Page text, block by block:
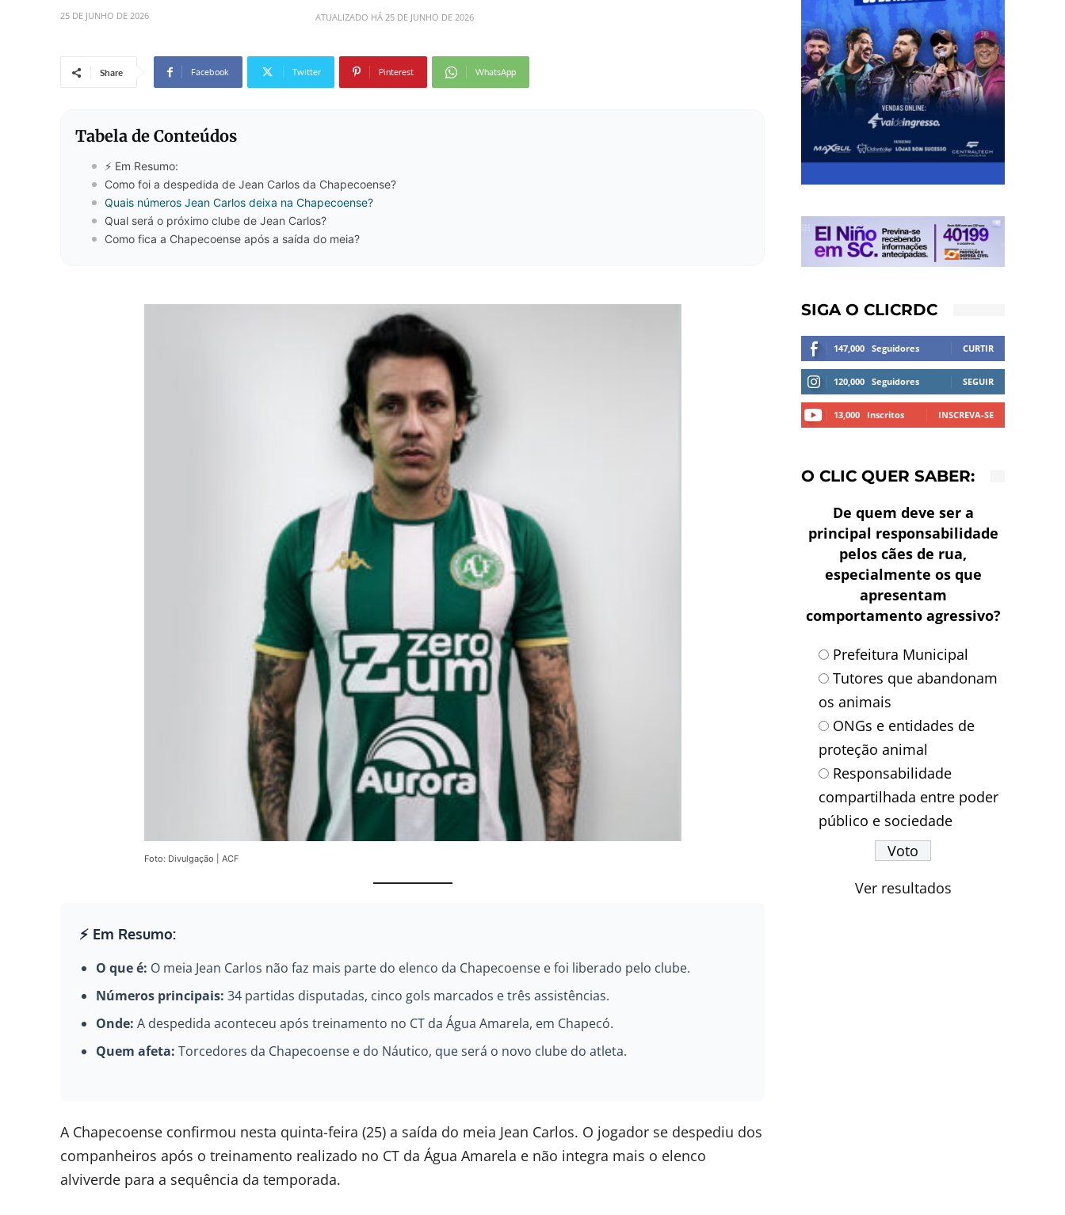
25 DE JUNHO DE 2026 ATUALIZADO HÁ 25 DE JUNHO DE 2026
Share Facebook Twitter Pinterest WhatsApp
Tabela de Conteúdos
⚡ Em Resumo:
Como foi a despedida de Jean Carlos da Chapecoense?
Quais números Jean Carlos deixa na Chapecoense?
Qual será o próximo clube de Jean Carlos?
Como fica a Chapecoense após a saída do meia?
Foto: Divulgação | ACF
⚡ Em Resumo:
O que é: O meia Jean Carlos não faz mais parte do elenco da Chapecoense e foi liberado pelo clube.
Números principais: 34 partidas disputadas, cinco gols marcados e três assistências.
Onde: A despedida aconteceu após treinamento no CT da Água Amarela, em Chapecó.
Quem afeta: Torcedores da Chapecoense e do Náutico, que será o novo clube do atleta.
A Chapecoense confirmou nesta quinta-feira (25) a saída do meia Jean Carlos. O jogador se despediu dos
companheiros após o treinamento realizado no CT da Água Amarela e não integra mais o elenco
alviverde para a sequência da temporada.
SIGA O CLICRDC
147,000 Seguidores CURTIR
120,000 Seguidores SEGUIR
13,000 Inscritos INSCREVA-SE
O CLIC QUER SABER:
De quem deve ser a
principal responsabilidade
pelos cães de rua,
especialmente os que
apresentam
comportamento agressivo?
Prefeitura Municipal
Tutores que abandonam
os animais
ONGs e entidades de
proteção animal
Responsabilidade
compartilhada entre poder
público e sociedade
Ver resultados